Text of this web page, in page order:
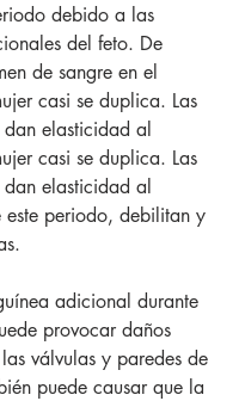
debido a las
del feto. De
de sangre en el
casi se duplica. Las
elasticidad al
casi se duplica. Las
elasticidad al
este periodo, debilitan y
adicional durante
provocar daños
válvulas y paredes de
puede causar que la